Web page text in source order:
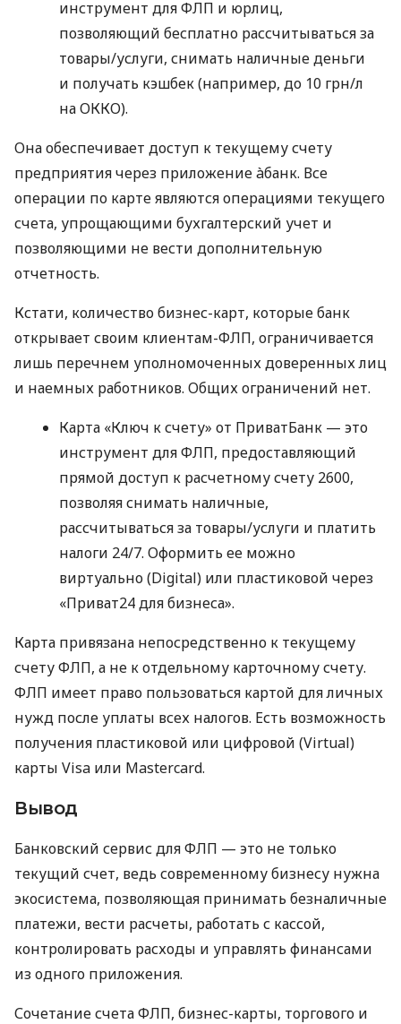
инструмент для ФЛП и юрлиц,
позволяющий бесплатно рассчитываться за
товары/услуги, снимать наличные деньги
и получать кэшбек (например, до 10 грн/л
на ОККО).
Она обеспечивает доступ к текущему счету
предприятия через приложение àбанк. Все
операции по карте являются операциями текущего
счета, упрощающими бухгалтерский учет и
позволяющими не вести дополнительную
отчетность.
Кстати, количество бизнес-карт, которые банк
открывает своим клиентам-ФЛП, ограничивается
лишь перечнем уполномоченных доверенных лиц
и наемных работников. Общих ограничений нет.
Карта «Ключ к счету» от ПриватБанк — это
инструмент для ФЛП, предоставляющий
прямой доступ к расчетному счету 2600,
позволяя снимать наличные,
рассчитываться за товары/услуги и платить
налоги 24/7. Оформить ее можно
виртуально (Digital) или пластиковой через
«Приват24 для бизнеса».
Карта привязана непосредственно к текущему
счету ФЛП, а не к отдельному карточному счету.
ФЛП имеет право пользоваться картой для личных
нужд после уплаты всех налогов. Есть возможность
получения пластиковой или цифровой (Virtual)
карты Visa или Mastercard.
Вывод
Банковский сервис для ФЛП — это не только
текущий счет, ведь современному бизнесу нужна
экосистема, позволяющая принимать безналичные
платежи, вести расчеты, работать с кассой,
контролировать расходы и управлять финансами
из одного приложения.
Сочетание счета ФЛП, бизнес-карты, торгового и